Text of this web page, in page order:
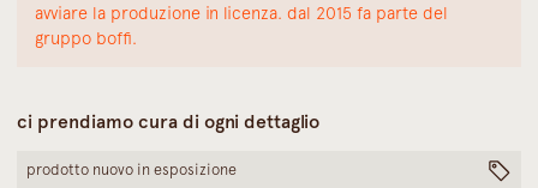
avviare la produzione in licenza. dal 2015 fa parte del
gruppo boffi.
ci prendiamo cura di ogni dettaglio
prodotto nuovo in esposizione